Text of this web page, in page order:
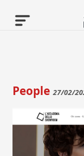
People27/02/